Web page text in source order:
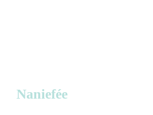
Naniefée